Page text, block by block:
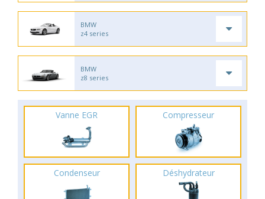
BMW
z4 series
BMW
z8 series
Vanne EGR Compresseur
Condenseur Déshydrateur